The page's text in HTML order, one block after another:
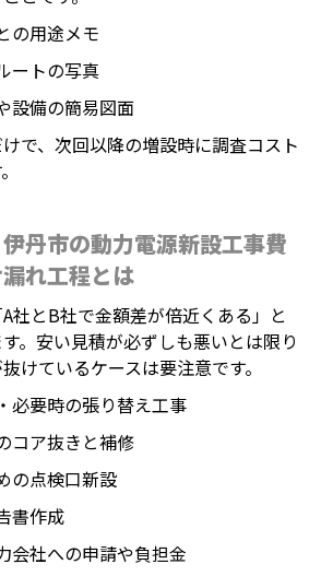
の用途メモ
ートの写真
設備の簡易図面
で、次回以降の増設時に調査コスト
丹市の動力電源新設工事費
れ工程とは
社とB社で金額差が倍近くある」と
。安い見積が必ずしも悪いとは限り
けているケースは要注意です。
必要時の張り替え工事
コア抜きと補修
の点検口新設
書作成
会社への申請や負担金